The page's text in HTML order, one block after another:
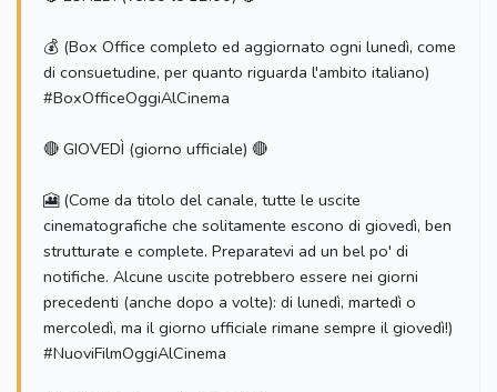
💰 (Box Office completo ed aggiornato ogni lunedì, come
di consuetudine, per quanto riguarda l'ambito italiano)
#BoxOfficeOggiAlCinema
🔴 GIOVEDÌ (giorno ufficiale) 🔴
🎦 (Come da titolo del canale, tutte le uscite
cinematografiche che solitamente escono di giovedì, ben
strutturate e complete. Preparatevi ad un bel po' di
notifiche. Alcune uscite potrebbero essere nei giorni
precedenti (anche dopo a volte): di lunedì, martedì o
mercoledì, ma il giorno ufficiale rimane sempre il giovedì!)
#NuoviFilmOggiAlCinema